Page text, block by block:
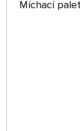
Míchací